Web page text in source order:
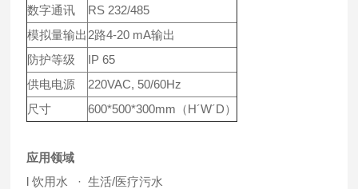
数字通讯
RS 232/485
模拟量输出 2路4-20 mA输出
防护等级
IP 65
供电电源
220VAC, 50/60Hz
尺寸
600*500*300mm（H´W´D）
应用领域
l 饮用水 · 生活/医疗污水